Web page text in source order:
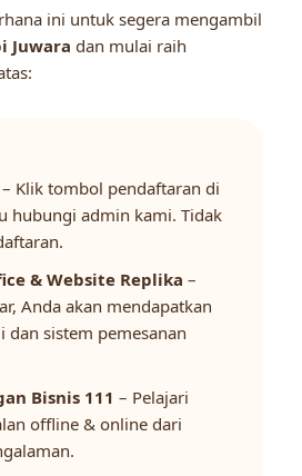
ini untuk segera mengambil
Juwara dan mulai raih
– Klik tombol pendaftaran di
hubungi admin kami. Tidak
& Website Replika –
Anda akan mendapatkan
dan sistem pemesanan
Bisnis 111 – Pelajari
offline & online dari